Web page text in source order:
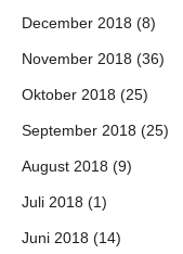
December 2018 (8)
November 2018 (36)
Oktober 2018 (25)
September 2018 (25)
August 2018 (9)
Juli 2018 (1)
Juni 2018 (14)